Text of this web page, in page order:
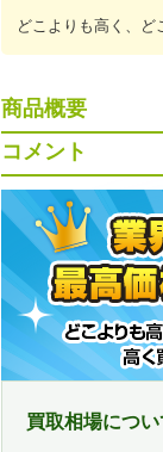
どこよりも高く、ど
商品概要
コメント
買取相場につ